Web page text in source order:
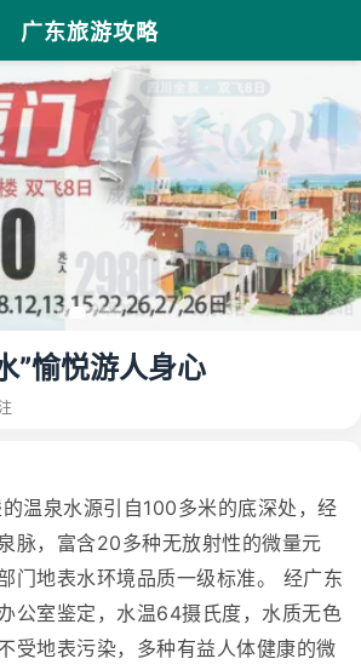
广东旅游攻略
”愉悦游人身心
温泉水源引自100多米的底深处，经
脉，富含20多种无放射性的微量元
门地表水环境品质一级标准。 经广东
公室鉴定，水温64摄氏度，水质无色
受地表污染，多种有益人体健康的微